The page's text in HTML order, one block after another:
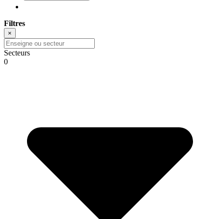
Filtres
×
Secteurs
0